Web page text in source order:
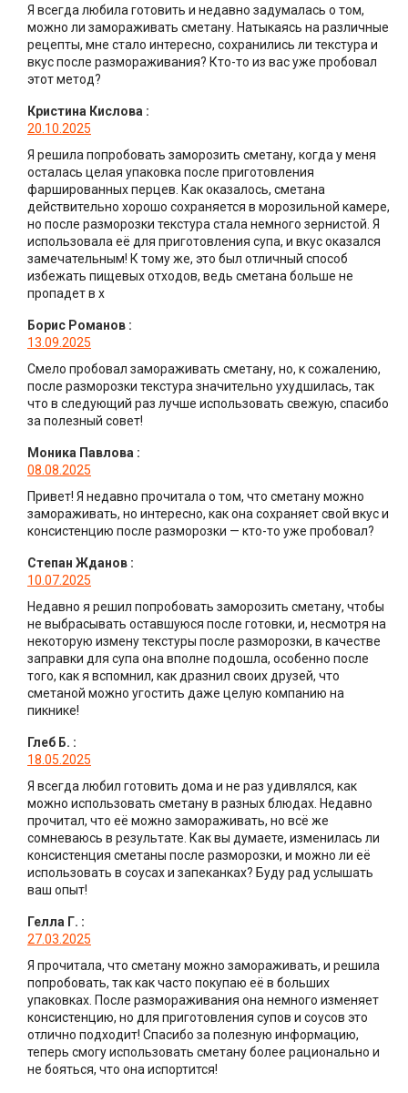
Я всегда любила готовить и недавно задумалась о том,
можно ли замораживать сметану. Натыкаясь на различные
рецепты, мне стало интересно, сохранились ли текстура и
вкус после размораживания? Кто-то из вас уже пробовал
этот метод?
Кристина Кислова :
20.10.2025
Я решила попробовать заморозить сметану, когда у меня
осталась целая упаковка после приготовления
фаршированных перцев. Как оказалось, сметана
действительно хорошо сохраняется в морозильной камере,
но после разморозки текстура стала немного зернистой. Я
использовала её для приготовления супа, и вкус оказался
замечательным! К тому же, это был отличный способ
избежать пищевых отходов, ведь сметана больше не
пропадет в х
Борис Романов :
13.09.2025
Смело пробовал замораживать сметану, но, к сожалению,
после разморозки текстура значительно ухудшилась, так
что в следующий раз лучше использовать свежую, спасибо
за полезный совет!
Моника Павлова :
08.08.2025
Привет! Я недавно прочитала о том, что сметану можно
замораживать, но интересно, как она сохраняет свой вкус и
консистенцию после разморозки — кто-то уже пробовал?
Степан Жданов :
10.07.2025
Недавно я решил попробовать заморозить сметану, чтобы
не выбрасывать оставшуюся после готовки, и, несмотря на
некоторую измену текстуры после разморозки, в качестве
заправки для супа она вполне подошла, особенно после
того, как я вспомнил, как дразнил своих друзей, что
сметаной можно угостить даже целую компанию на
пикнике!
Глеб Б. :
18.05.2025
Я всегда любил готовить дома и не раз удивлялся, как
можно использовать сметану в разных блюдах. Недавно
прочитал, что её можно замораживать, но всё же
сомневаюсь в результате. Как вы думаете, изменилась ли
консистенция сметаны после разморозки, и можно ли её
использовать в соусах и запеканках? Буду рад услышать
ваш опыт!
Гелла Г. :
27.03.2025
Я прочитала, что сметану можно замораживать, и решила
попробовать, так как часто покупаю её в больших
упаковках. После размораживания она немного изменяет
консистенцию, но для приготовления супов и соусов это
отлично подходит! Спасибо за полезную информацию,
теперь смогу использовать сметану более рационально и
не бояться, что она испортится!